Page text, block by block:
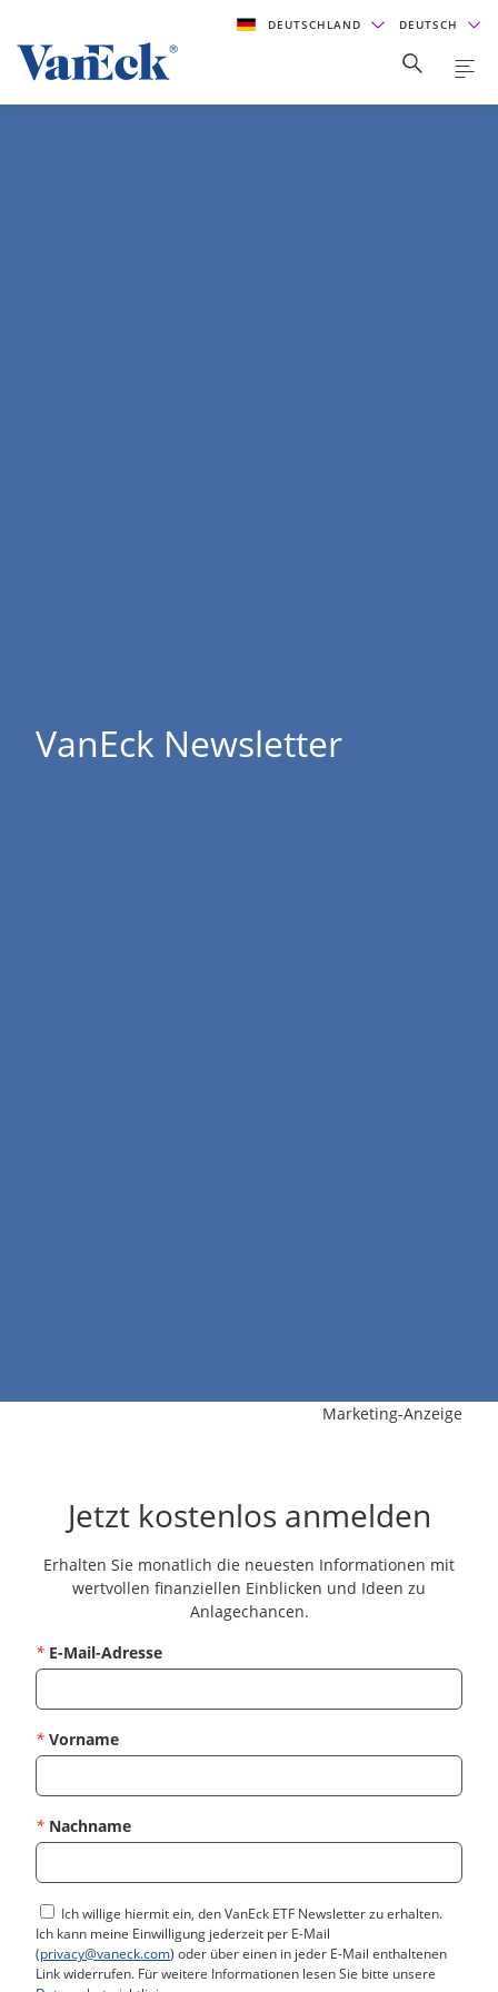
DEUTSCHLAND DEUTSCH
VanEck Newsletter
Marketing-Anzeige
Jetzt kostenlos anmelden
Erhalten Sie monatlich die neuesten Informationen mit
wertvollen finanziellen Einblicken und Ideen zu
Anlagechancen.
* E-Mail-Adresse
* Vorname
* Nachname
Ich willige hiermit ein, den VanEck ETF Newsletter zu erhalten.
Ich kann meine Einwilligung jederzeit per E-Mail
(privacy@vaneck.com) oder über einen in jeder E-Mail enthaltenen
Link widerrufen. Für weitere Informationen lesen Sie bitte unsere